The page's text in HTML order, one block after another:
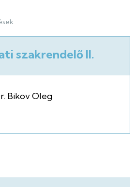
szakrendelő II.
Bikov Oleg